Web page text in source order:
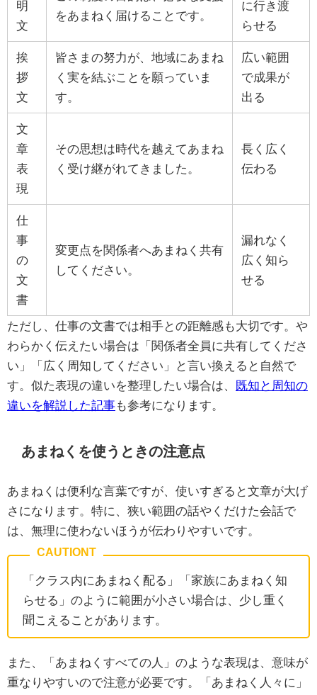
明
文
をあまねく届けることです。
に行き渡
らせる
挨
拶
文
皆さまの努力が、地域にあまね
く実を結ぶことを願っていま
す。
広い範囲
で成果が
出る
文
章
表
現
その思想は時代を越えてあまね
く受け継がれてきました。
長く広く
伝わる
仕
事
の
文
書
変更点を関係者へあまねく共有
してください。
漏れなく
広く知ら
せる
ただし、仕事の文書では相手との距離感も大切です。や
わらかく伝えたい場合は「関係者全員に共有してくださ
い」「広く周知してください」と言い換えると自然で
す。似た表現の違いを整理したい場合は、
既知と周知の
違いを解説した記事も参考になります。
あまねくを使うときの注意点
あまねくは便利な言葉ですが、使いすぎると文章が大げ
さになります。特に、狭い範囲の話やくだけた会話で
は、無理に使わないほうが伝わりやすいです。
「クラス内にあまねく配る」「家族にあまねく知
らせる」のように範囲が小さい場合は、少し重く
聞こえることがあります。
また、「あまねくすべての人」のような表現は、意味が
重なりやすいので注意が必要です。「あまねく人々に」